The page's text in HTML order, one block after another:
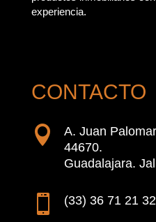
experiencia.
CONTACTO

A. Juan
44670.
Guadalajara.
 (33) 36 71 21